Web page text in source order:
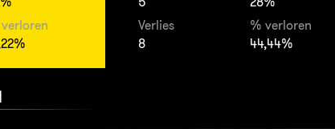
Verlies
8
% verloren
44,44%